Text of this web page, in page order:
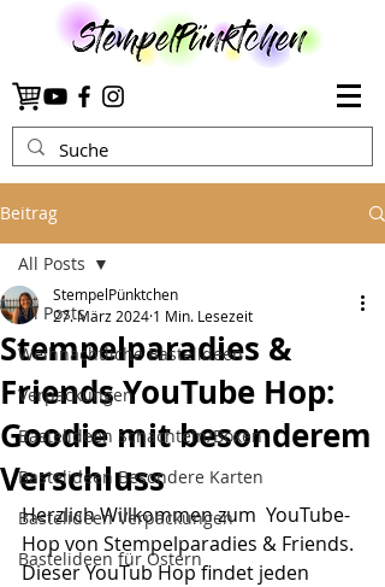
Beitrag
All Posts
Weihnachtliche Bastelideen
Verpackungen
Bastelideen Schachteln/Boxen
Bastelideen Besondere Karten
Bastelideen Verpackungen
Bastelideen für Ostern
All Posts
Stempelparadies &
Friends YouTube Hop:
Goodie mit besonderem
Verschluss
StempelPünktchen
27. März 2024 1 Min. Lesezeit
Herzlich Willkommen zum  YouTube-
Hop von Stempelparadies & Friends.
Dieser YouTub Hop findet jeden